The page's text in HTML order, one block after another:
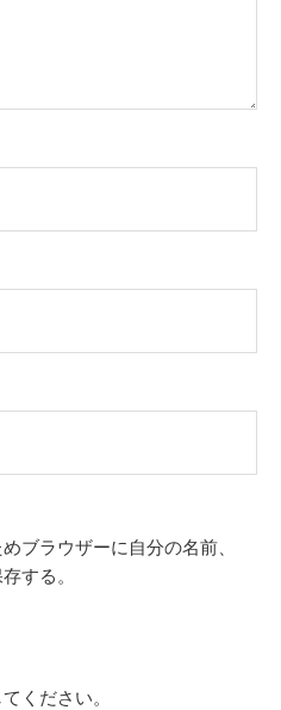
ブラウザーに自分の名前、
する。
ください。